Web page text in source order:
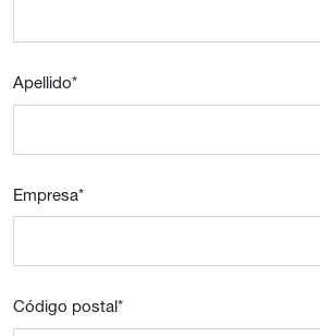
Apellido*
Empresa*
Código postal*